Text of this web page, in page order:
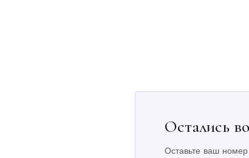
Остались
Оставьте ваш